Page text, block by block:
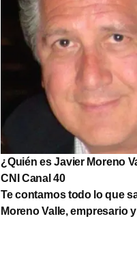
¿Quién es Javier Moreno
CNI Canal 40
Te contamos todo lo que
Moreno Valle, empresario